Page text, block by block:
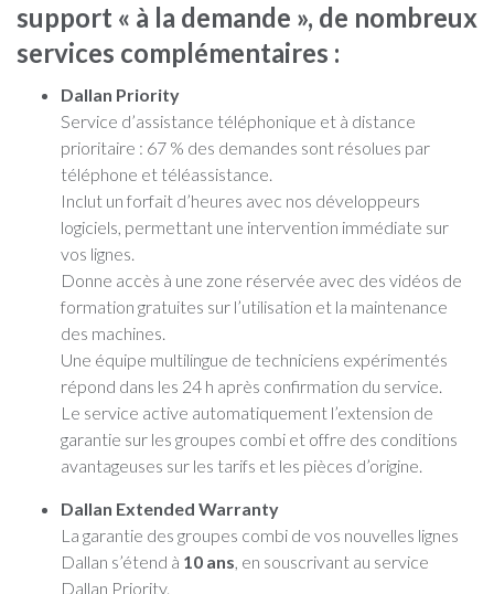
support « à la demande », de nombreux
services complémentaires :
Dallan Priority
Service d’assistance téléphonique et à distance
prioritaire : 67 % des demandes sont résolues par
téléphone et téléassistance.
Inclut un forfait d’heures avec nos développeurs
logiciels, permettant une intervention immédiate sur
vos lignes.
Donne accès à une zone réservée avec des vidéos de
formation gratuites sur l’utilisation et la maintenance
des machines.
Une équipe multilingue de techniciens expérimentés
répond dans les 24 h après confirmation du service.
Le service active automatiquement l’extension de
garantie sur les groupes combi et offre des conditions
avantageuses sur les tarifs et les pièces d’origine.
Dallan Extended Warranty
La garantie des groupes combi de vos nouvelles lignes
Dallan s’étend à 10 ans, en souscrivant au service
Dallan Priority.